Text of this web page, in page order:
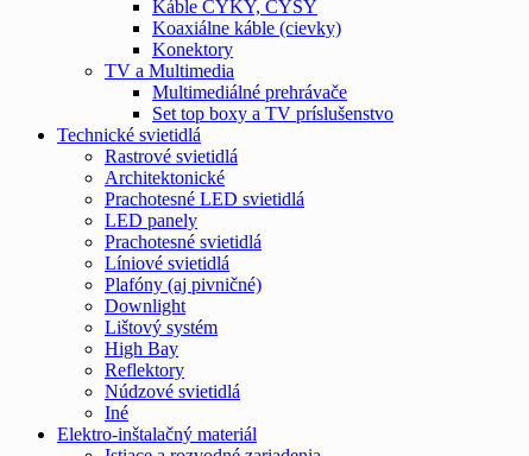
Káble CYKY, CYSY
Koaxiálne káble (cievky)
Konektory
TV a Multimedia
Multimediálné prehrávače
Set top boxy a TV príslušenstvo
Technické svietidlá
Rastrové svietidlá
Architektonické
Prachotesné LED svietidlá
LED panely
Prachotesné svietidlá
Líniové svietidlá
Plafóny (aj pivničné)
Downlight
Lištový systém
High Bay
Reflektory
Núdzové svietidlá
Iné
Elektro-inštalačný materiál